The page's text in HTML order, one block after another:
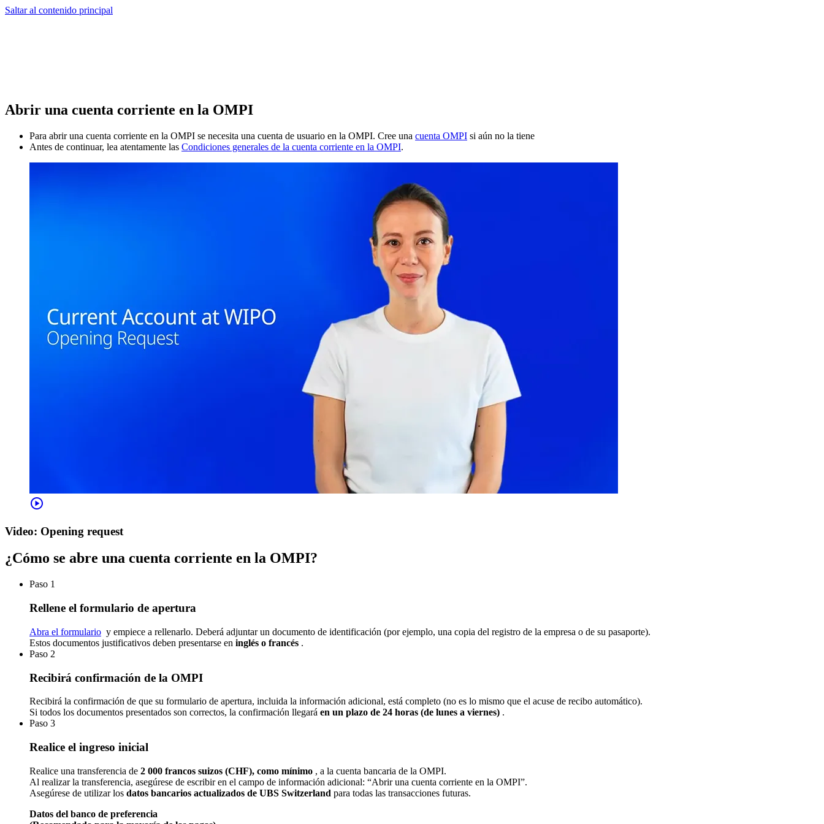
Saltar al contenido principal
Abrir una cuenta corriente en la OMPI
Para abrir una cuenta corriente en la OMPI se necesita una cuenta de usuario en la OMPI. Cree una cuenta OMPI si aún no la tiene
Antes de continuar, lea atentamente las Condiciones generales de la cuenta corriente en la OMPI.
play_circle
Video: Opening request
¿Cómo se abre una cuenta corriente en la OMPI?
Paso 1
Rellene el formulario de apertura
Abra el formulario y empiece a rellenarlo. Deberá adjuntar un documento de identificación (por ejemplo, una copia del registro de la empresa o de su pasaporte).
Estos documentos justificativos deben presentarse en inglés o francés .
Paso 2
Recibirá confirmación de la OMPI
Recibirá la confirmación de que su formulario de apertura, incluida la información adicional, está completo (no es lo mismo que el acuse de recibo automático).
Si todos los documentos presentados son correctos, la confirmación llegará en un plazo de 24 horas (de lunes a viernes) .
Paso 3
Realice el ingreso inicial
Realice una transferencia de 2 000 francos suizos (CHF), como mínimo , a la cuenta bancaria de la OMPI.
Al realizar la transferencia, asegúrese de escribir en el campo de información adicional: “Abrir una cuenta corriente en la OMPI”.
Asegúrese de utilizar los datos bancarios actualizados de UBS Switzerland para todas las transacciones futuras.
Datos del banco de preferencia